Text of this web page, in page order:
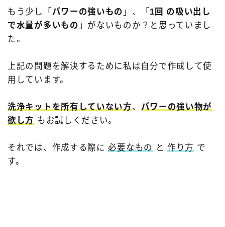
もう少し「 パワーの強いもの 」、「 1回 の吸い出し
で水量が多いもの 」がないものか？と思っていまし
た。
上記の問題を解決するために私は自分で作成して使
用しています。
洗浄キットを所有していない方、 パワーの強い物が
欲し方 もお試しください。
それでは、作成する際に必要なもの と作り方 で
す。